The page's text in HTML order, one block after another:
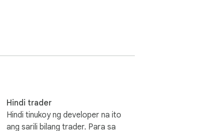
sites. Rest assured, we do not
Hindi trader
Hindi tinukoy ng developer na ito
ang sarili bilang trader. Para sa